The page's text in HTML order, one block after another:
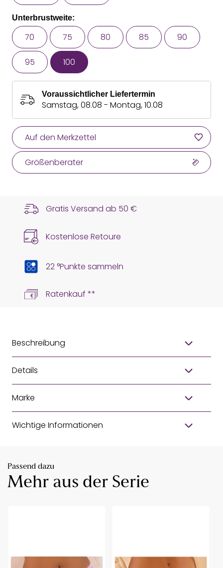
Unterbrustweite:
70 75 80 85 90
95 100
Voraussichtlicher Liefertermin
Samstag, 08.08 - Montag, 10.08
Auf den Merkzettel
Größenberater
Gratis Versand ab 50 €
Kostenlose Retoure
22 °Punkte sammeln
Ratenkauf **
Beschreibung
Details
Marke
Wichtige Informationen
Passend dazu
Mehr aus der Serie